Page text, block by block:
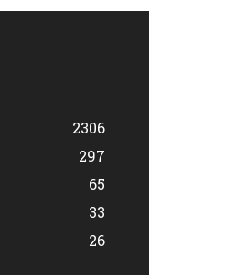
2306
297
65
33
26